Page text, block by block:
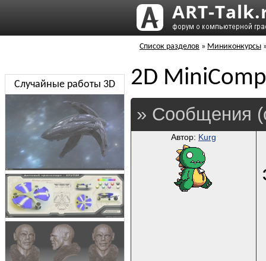
Список разделов » Миниконкурсы
2D
» Сообщения
Автор: Kurg
Случайные работы 3D